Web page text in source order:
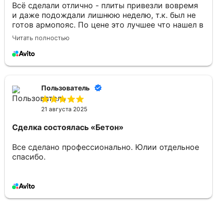
Всё сделали отлично - плиты привезли вовремя
и даже подождали лишнюю неделю, т.к. был не
готов армопояс. По цене это лучшее что нашел в
Брянске. Отдельное спасибо Юлии за
доставки.
Читать полностью
Пользователь
21 августа 2025
Сделка состоялась «Бетон»
Все сделано профессионально. Юлии отдельное
спасибо.